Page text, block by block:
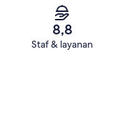
8,8
Staf & layanan